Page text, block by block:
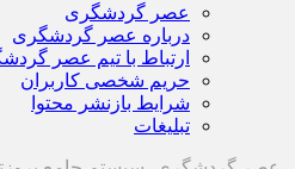
عصر گردشگری
درباره عصر گردشگری
ارتباط با تیم عصر
حریم شخصی کاربران
شرایط بازنشر محتوا
تبلیغات